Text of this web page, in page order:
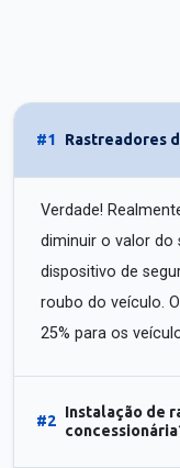
#1 Rastreadores
Verdade!
diminuir o valor do
dispositivo de
roubo do veículo.
25% para os
#2
Instalação de